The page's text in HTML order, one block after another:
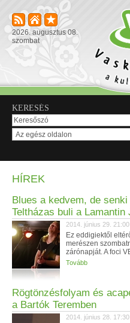
2026. augusztus 08.
szombat
KERESÉS
HÍREK
Blues a kedvem, de
Teltházas buli a
2014. június 29. 21:00
Ez eddigiektől
merészen
zárónapját. A foci
Tovább
Rögtönzésfolyam és
a Bartók Teremben
2014. június 28. 17:30